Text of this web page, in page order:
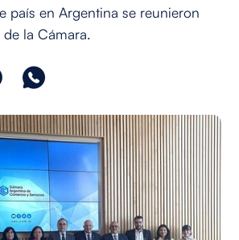
país en Argentina se reunieron
la Cámara.